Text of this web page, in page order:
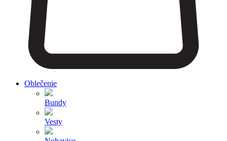
Oblečenie
Bundy
Vesty